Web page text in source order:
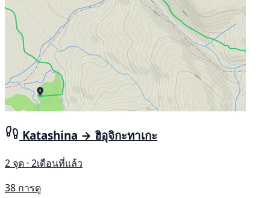
Katashina → ฮิอุจิกะทาเกะ
2 จุด · 2เดือนที่แล้ว
38 การดู